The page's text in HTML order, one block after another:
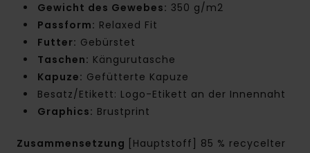
Gewicht des Gewebes: 350 g/m2
Passform: Relaxed Fit
Futter: Gebürstet
Taschen: Kängurutasche
Kapuze: Gefütterte Kapuze
Besatz/Etikett: Logo-Etikett an der Innennaht
Graphics: Brustprint
Zusammensetzung
[Hauptstoff] 85 % recycelter